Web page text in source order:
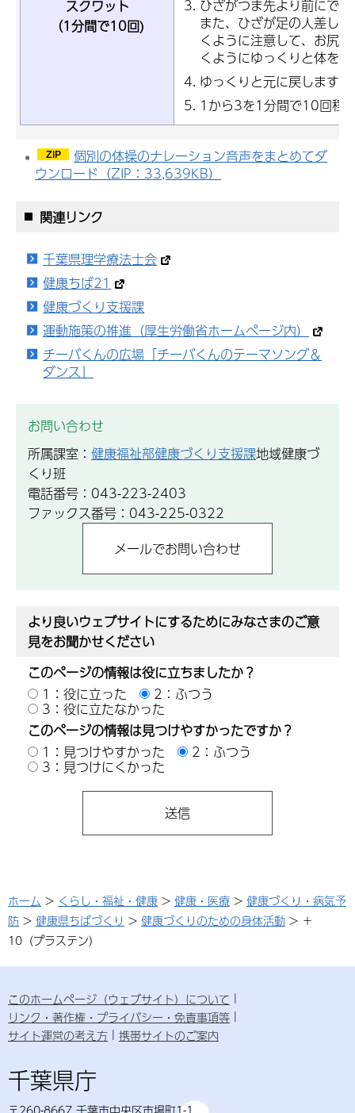
スクワット
（1分間で10回)
ひざがつま先より前にで
また、ひざが足の人差し
くように注意して、お尻
くようにゆっくりと体を
ゆっくりと元に戻します
1から3を1分間で10回程
個別の体操のナレーション音声をまとめてダ
ウンロード（ZIP：33,639KB）
関連リンク
千葉県理学療法士会
健康ちば21
健康づくり支援課
運動施策の推進（厚生労働省ホームページ内）
チーバくんの広場「チーバくんのテーマソング＆
ダンス」
お問い合わせ
所属課室： 健康福祉部健康づくり支援課地域健康づ
くり班
電話番号：043-223-2403
ファックス番号：043-225-0322
より良いウェブサイトにするためにみなさまのご意
見をお聞かせください
このページの情報は役に立ちましたか？
1：役に立った
2：ふつう
3：役に立たなかった
このページの情報は見つけやすかったですか？
1：見つけやすかった
2：ふつう
3：見つけにくかった
ホーム > くらし・福祉・健康 > 健康・医療 > 健康づくり・病気予
防 > 健康県ちばづくり > 健康づくりのための身体活動 > ＋
10（プラステン）
このホームページ（ウェブサイト）について
リンク・著作権・プライバシー・免責事項等
サイト運営の考え方
携帯サイトのご案内
千葉県庁